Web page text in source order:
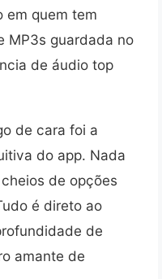
em quem tem
MP3s guardada no
de áudio top
de cara foi a
do app. Nada
de opções
é direto ao
de
amante de